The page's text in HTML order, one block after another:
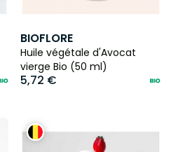
BIOFLORE
Huile végétale d'Avocat
vierge Bio (50 ml)
5,72 €